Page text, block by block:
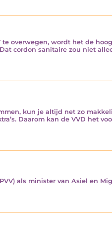
overwegen, wordt het de
cordon sanitaire zou niet
kun je altijd net zo
Daarom kan de VVD het
als minister van Asiel en